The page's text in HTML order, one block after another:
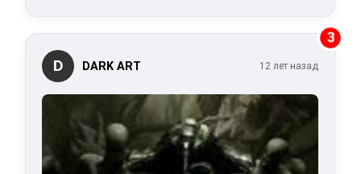
3
D DARK ART 12 лет назад